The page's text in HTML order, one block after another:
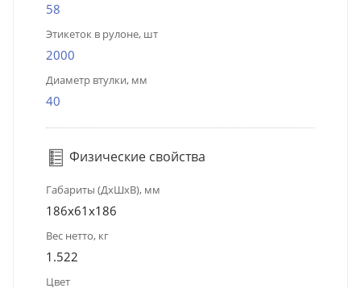
58
Этикеток в рулоне, шт
2000
Диаметр втулки, мм
40
Физические свойства
Габариты (ДхШхВ), мм
186x61x186
Вес нетто, кг
1.522
Цвет